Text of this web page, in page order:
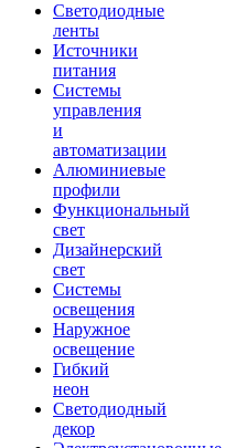
Светодиодные
ленты
Источники
питания
Системы
управления
и
автоматизации
Алюминиевые
профили
Функциональный
свет
Дизайнерский
свет
Системы
освещения
Наружное
освещение
Гибкий
неон
Светодиодный
декор